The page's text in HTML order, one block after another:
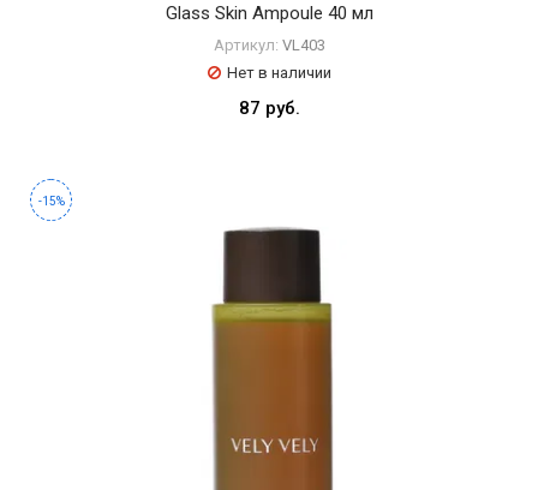
Glass Skin Ampoule 40 мл
Артикул: VL403
Нет в наличии
87 руб.
-15%